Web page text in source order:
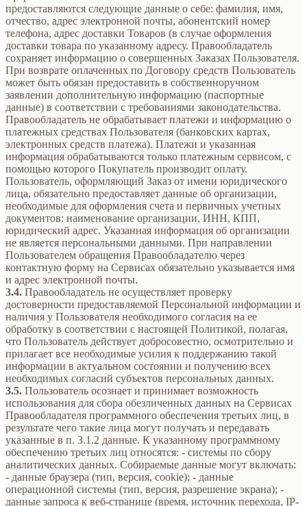
предоставляются следующие данные о себе: фамилия, имя,
отчество, адрес электронной почты, абонентский номер
телефона, адрес доставки Товаров (в случае оформления
доставки товара по указанному адресу. Правообладатель
сохраняет информацию о совершенных Заказах Пользователя.
При возврате оплаченных по Договору средств Пользователь
может быть обязан предоставить в собственноручном
заявлении дополнительную информацию (паспортные
данные) в соответствии с требованиями законодательства.
Правообладатель не обрабатывает платежи и информацию о
платежных средствах Пользователя (банковских картах,
электронных средств платежа). Платежи и указанная
информация обрабатываются только платежным сервисом, с
помощью которого Покупатель производит оплату.
Пользователь, оформляющий Заказ от имени юридического
лица, обязательно предоставляет данные об организации,
необходимые для оформления счета и первичных учетных
документов: наименование организации, ИНН, КПП,
юридический адрес. Указанная информация об организации
не является персональными данными. При направлении
Пользователем обращения Правообладателю через
контактную форму на Сервисах обязательно указывается имя
и адрес электронной почты.
3.4. Правообладатель не осуществляет проверку
достоверности предоставляемой Персональной информации и
наличия у Пользователя необходимого согласия на ее
обработку в соответствии с настоящей Политикой, полагая,
что Пользователь действует добросовестно, осмотрительно и
прилагает все необходимые усилия к поддержанию такой
информации в актуальном состоянии и получению всех
необходимых согласий субъектов персональных данных.
3.5. Пользователь осознает и принимает возможность
использования для сбора обезличенных данных на Сервисах
Правообладателя программного обеспечения третьих лиц, в
результате чего такие лица могут получать и передавать
указанные в п. 3.1.2 данные. К указанному программному
обеспечению третьих лиц относятся: - системы по сбору
аналитических данных. Собираемые данные могут включать:
- данные браузера (тип, версия, cookie); - данные
операционной системы (тип, версия, разрешение экрана); -
данные запроса к веб-странице (время, источник перехода, IP-